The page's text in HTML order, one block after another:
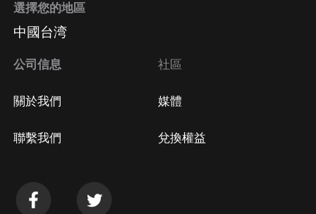
方法 Google Play取消訂閱方法
選擇您的地區
中國台湾
公司信息
關於我們
聯繫我們
社區
媒體
兌換權益